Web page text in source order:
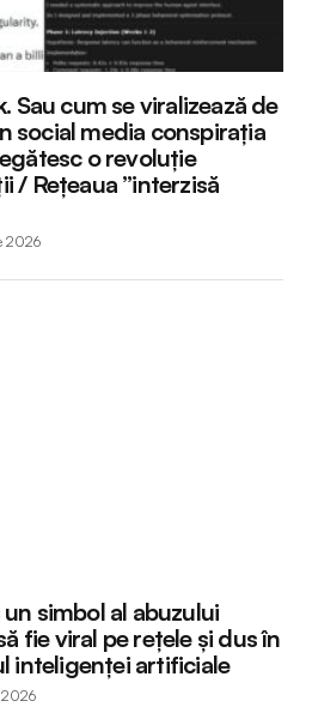
Sau cum se viralizează de
social media conspirația
o revoluție
/ Rețeaua ”interzisă
2026
simbol al abuzului
fie viral pe rețele și dus în
inteligenței artificiale
2026